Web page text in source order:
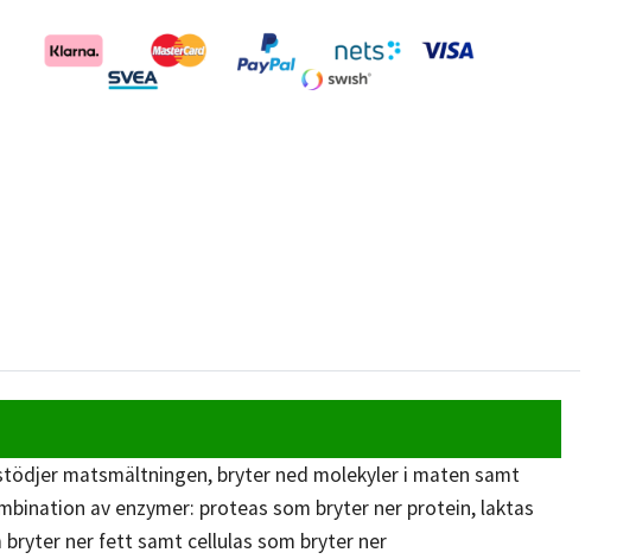
matsmältningen, bryter ned molekyler i maten samt
av enzymer: proteas som bryter ner protein, laktas
ner fett samt cellulas som bryter ner